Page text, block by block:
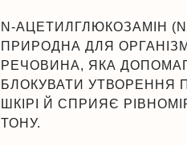
N-АЦЕТИЛГЛЮКОЗАМІН
ПРИРОДНА ДЛЯ
РЕЧОВИНА, ЯКА
БЛОКУВАТИ УТВОРЕННЯ
ШКІРІ Й СПРИЯЄ
ТОНУ.